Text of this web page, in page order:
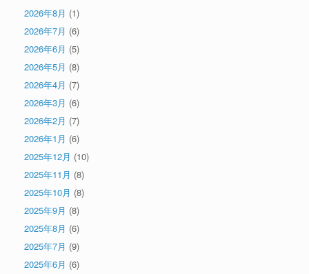
2026年8月 (1)
2026年7月 (6)
2026年6月 (5)
2026年5月 (8)
2026年4月 (7)
2026年3月 (6)
2026年2月 (7)
2026年1月 (6)
2025年12月 (10)
2025年11月 (8)
2025年10月 (8)
2025年9月 (8)
2025年8月 (6)
2025年7月 (9)
2025年6月 (6)